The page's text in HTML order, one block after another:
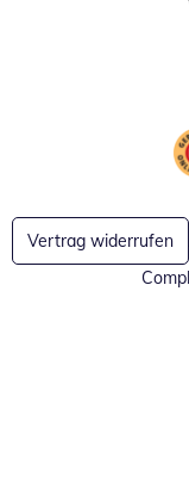
Vertrag widerrufen